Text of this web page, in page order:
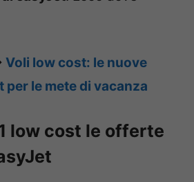
Voli low cost: le nuove
per le mete di vacanza
low cost le offerte